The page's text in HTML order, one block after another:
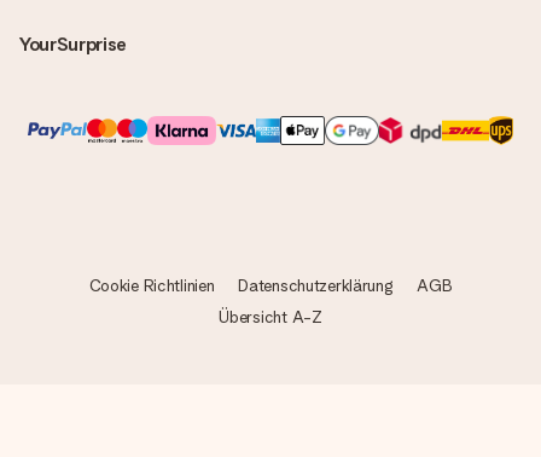
YourSurprise
Cookie Richtlinien Datenschutzerklärung
AGB
Übersicht A-Z